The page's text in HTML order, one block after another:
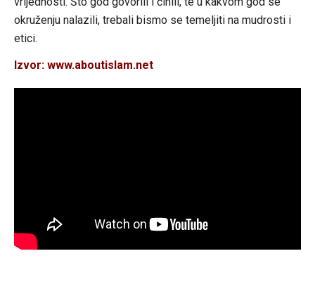
okruženju nalazili, trebali bismo se temeljiti na mudrosti i
etici.
Izvor: www.aboutislam.net